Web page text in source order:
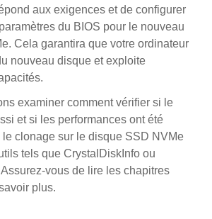
aux exigences et de configurer
du BIOS pour le nouveau
Cela garantira que votre ordinateur
nouveau disque et exploite
examiner comment vérifier si le
et si les performances ont été
clonage sur le disque SSD NVMe
tels que CrystalDiskInfo ou
vous de lire les chapitres
plus.